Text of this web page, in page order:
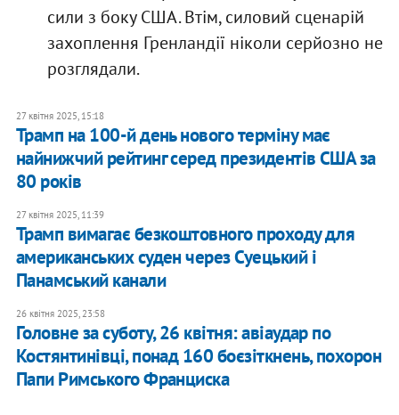
сили з боку США. Втім, силовий сценарій
захоплення Гренландії ніколи серйозно не
розглядали.
27 квітня 2025, 15:18
Трамп на 100-й день нового терміну має
найнижчий рейтинг серед президентів США за
80 років
27 квітня 2025, 11:39
Трамп вимагає безкоштовного проходу для
американських суден через Суецький і
Панамський канали
26 квітня 2025, 23:58
Головне за суботу, 26 квітня: авіаудар по
Костянтинівці, понад 160 боєзіткнень, похорон
Папи Римського Франциска